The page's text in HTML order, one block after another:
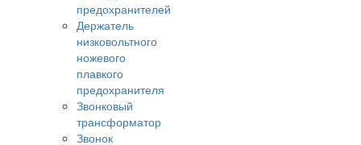
предохранителей
Держатель
низковольтного
ножевого
плавкого
предохранителя
Звонковый
трансформатор
Звонок